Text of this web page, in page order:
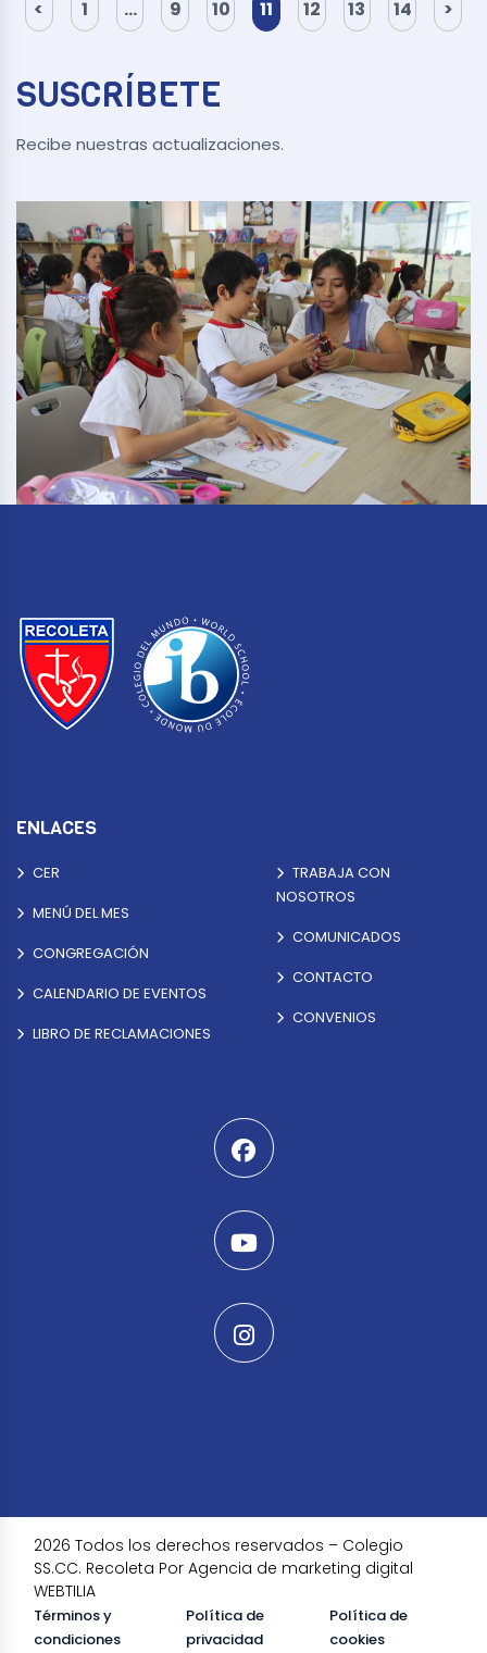
entradas
< 1 … 9 10 11 12 13 14 >
SUSCRÍBETE
Recibe nuestras actualizaciones.
ENLACES
CER
MENÚ DEL MES
CONGREGACIÓN
CALENDARIO DE EVENTOS
LIBRO DE RECLAMACIONES
TRABAJA CON
NOSOTROS
COMUNICADOS
CONTACTO
CONVENIOS
2026 Todos los derechos reservados – Colegio
SS.CC. Recoleta Por Agencia de marketing digital
WEBTILIA
Términos y
condiciones
Política de
privacidad
Política de
cookies